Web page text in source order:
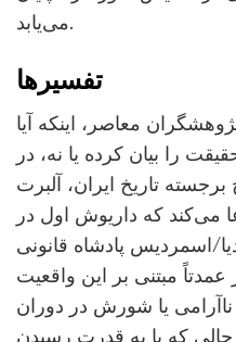
می‌یابد.
تفسیرها
معاصر، اینکه آیا
را بیان کرده یا نه، در
تاریخ ایران، آلبرت
می‌کند که داریوش اول در
اسمردیس پادشاه قانونی
مبتنی بر این واقعیت
یا شورش در دوران
حالی که با به قدرت رسیدن